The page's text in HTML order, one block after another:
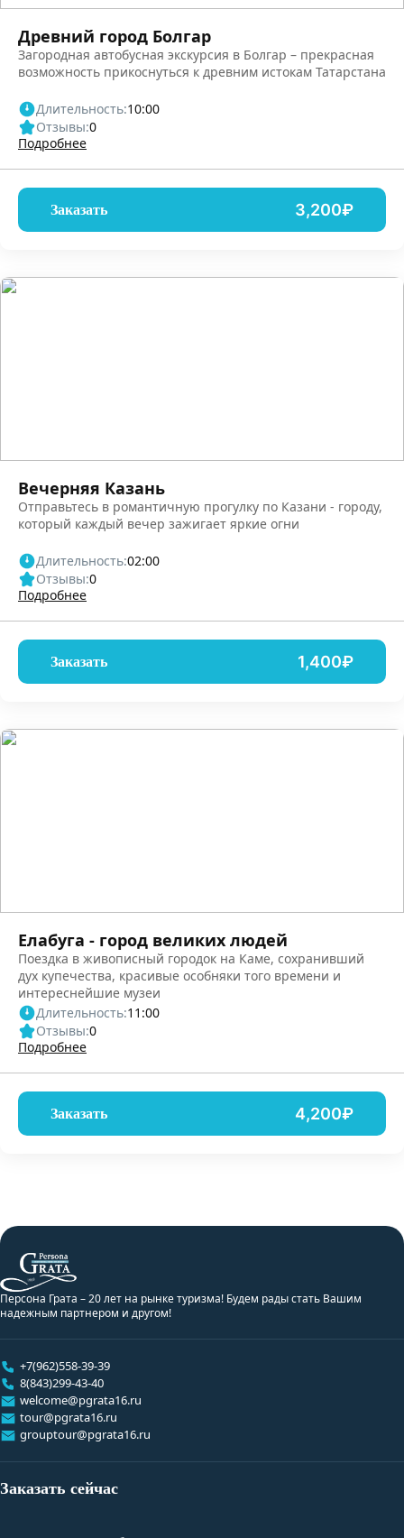
Древний город Болгар
Загородная автобусная экскурсия в Болгар – прекрасная
возможность прикоснуться к древним истокам Татарстана
Длительность:10:00
Отзывы:0
Подробнее
Заказать 3,200₽
Вечерняя Казань
Отправьтесь в романтичную прогулку по Казани - городу,
который каждый вечер зажигает яркие огни
Длительность:02:00
Отзывы:0
Подробнее
Заказать 1,400₽
Елабуга - город великих людей
Поездка в живописный городок на Каме, сохранивший
дух купечества, красивые особняки того времени и
интереснейшие музеи
Длительность:11:00
Отзывы:0
Подробнее
Заказать 4,200₽
Персона Грата – 20 лет на рынке туризма! Будем рады стать Вашим
надежным партнером и другом!
+7(962)558-39-39
8(843)299-43-40
welcome@pgrata16.ru
tour@pgrata16.ru
grouptour@pgrata16.ru
Заказать сейчас